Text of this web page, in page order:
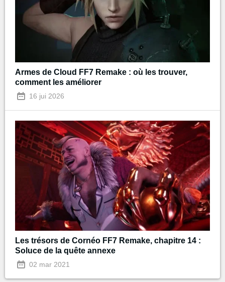
Armes de Cloud FF7 Remake : où les trouver,
comment les améliorer
16 jui 2026
Les trésors de Cornéo FF7 Remake, chapitre 14 :
Soluce de la quête annexe
02 mar 2021